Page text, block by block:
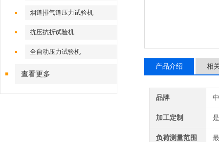
烟道排气道压力试验机
抗压抗折试验机
全自动压力试验机
查看更多
产品介绍 相
品牌
加工定制 是
负荷测量范围